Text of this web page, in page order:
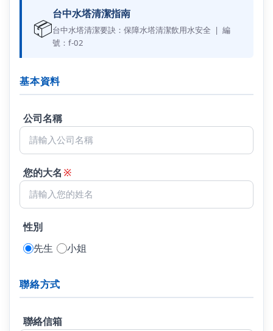
📦
台中水塔清潔指南
台中水塔清潔要訣：保障水塔清潔飲用水安全 | 編
號：f-02
基本資料
公司名稱
您的大名 ※
性別
先生
小姐
聯絡方式
聯絡信箱